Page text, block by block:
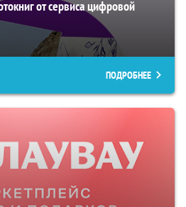
от сервиса цифровой
ПОДРОБНЕЕ